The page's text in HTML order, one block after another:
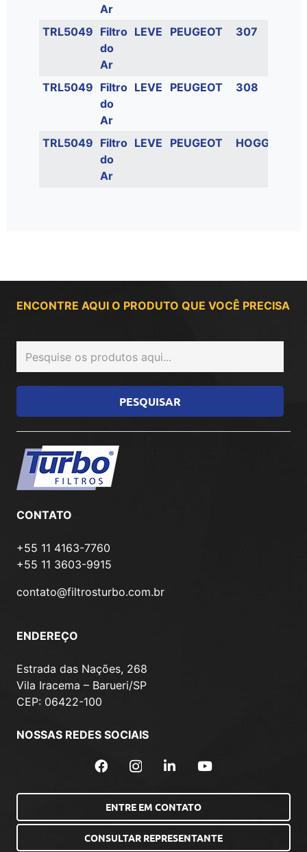
Ar
TRL5049 Filtro
do
Ar
LEVE PEUGEOT 307
TRL5049 Filtro
do
Ar
LEVE PEUGEOT 308
TRL5049 Filtro
do
Ar
LEVE PEUGEOT HOGGAR
ENCONTRE AQUI O PRODUTO QUE VOCÊ PRECISA
CONTATO
+55 11 4163-7760
+55 11 3603-9915
contato@filtrosturbo.com.br
ENDEREÇO
Estrada das Nações, 268
Vila Iracema – Barueri/SP
CEP: 06422-100
NOSSAS REDES SOCIAIS
ENTRE EM CONTATO
CONSULTAR REPRESENTANTE